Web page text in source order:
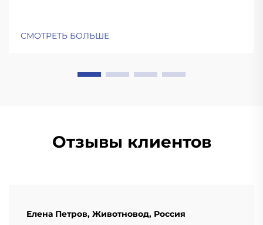
СМОТРЕТЬ БОЛЬШЕ
Отзывы клиентов
Елена Петров, Животновод, Россия